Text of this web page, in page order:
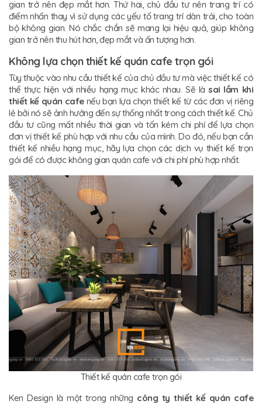
gian trở nên đẹp mắt hơn. Thứ hai, chủ đầu tư nên trang trí có
điểm nhấn thay vì sử dụng các yếu tố trang trí dàn trải, cho toàn
bộ không gian. Nó chắc chắn sẽ mang lại hiệu quả, giúp không
gian trở nên thu hút hơn, đẹp mắt và ấn tượng hơn.
Không lựa chọn thiết kế quán cafe trọn gói
Tùy thuộc vào nhu cầu thiết kế của chủ đầu tư mà việc thiết kế có
thể thực hiện với nhiều hạng mục khác nhau. Sẽ làsai lầm khi
thiết kế quán cafe nếu bạn lựa chọn thiết kế từ các đơn vị riêng
lẻ bởi nó sẽ ảnh hưởng đến sự thống nhất trong cách thiết kế. Chủ
đầu tư cũng mất nhiều thời gian và tốn kém chi phí để lựa chọn
đơn vị thiết kế phù hợp với nhu cầu của mình. Do đó, nếu bạn cần
thiết kế nhiều hạng mục, hãy lựa chọn các dịch vụ thiết kế trọn
gói để có được không gian quán cafe với chi phí phù hợp nhất.
Thiết kế quán cafe trọn gói
Ken Design là một trong những công ty thiết kế quán cafe